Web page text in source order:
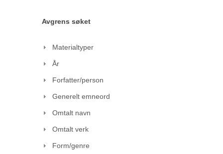
Avgrens søket
Materialtyper
År
Forfatter/person
Generelt emneord
Omtalt navn
Omtalt verk
Form/genre